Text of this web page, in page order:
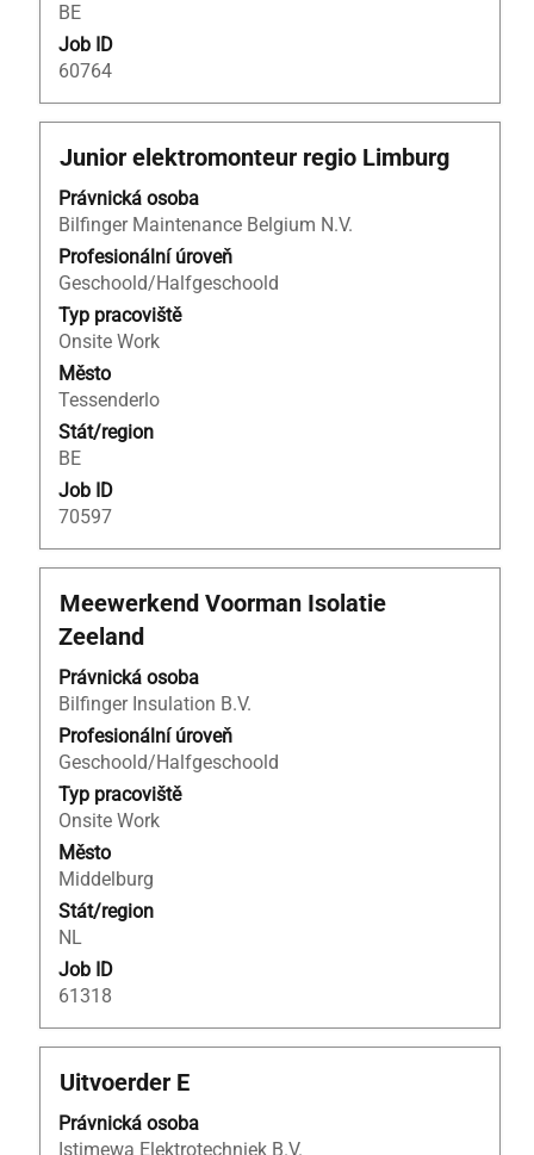
BE
Job ID
60764
Titul
Junior elektromonteur regio Limburg
Právnická osoba
Bilfinger Maintenance Belgium N.V.
Profesionální úroveň
Geschoold/Halfgeschoold
Typ pracoviště
Onsite Work
Město
Tessenderlo
Stát/region
BE
Job ID
70597
Vyberte
zobrazení
veškerých
informací
o
profesi.
Titul
Meewerkend Voorman Isolatie
Zeeland
Právnická osoba
Bilfinger Insulation B.V.
Profesionální úroveň
Geschoold/Halfgeschoold
Typ pracoviště
Onsite Work
Město
Middelburg
Stát/region
NL
Job ID
61318
Vyberte
mezerníkem
zobrazení
veškerých
informací
o
profesi.
Titul
Uitvoerder E
Právnická osoba
Istimewa Elektrotechniek B.V.
Vyberte
zobrazení